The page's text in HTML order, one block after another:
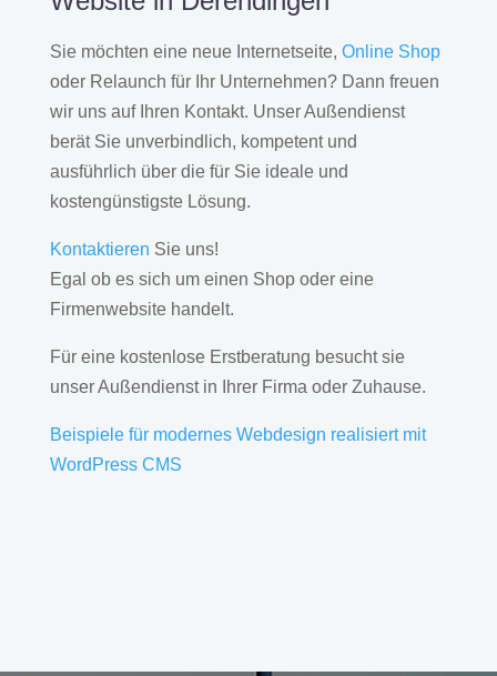
Sie möchten eine neue Internetseite, Online Shop
oder Relaunch für Ihr Unternehmen? Dann freuen
wir uns auf Ihren Kontakt. Unser Außendienst
berät Sie unverbindlich, kompetent und
ausführlich über die für Sie ideale und
kostengünstigste Lösung.
Kontaktieren Sie uns!
Egal ob es sich um einen Shop oder eine
Firmenwebsite handelt.
Für eine kostenlose Erstberatung besucht sie
unser Außendienst in Ihrer Firma oder Zuhause.
Beispiele für modernes Webdesign realisiert mit
WordPress CMS